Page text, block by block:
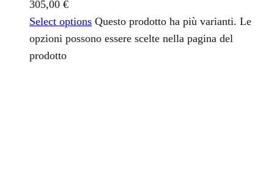
305,00 €
Select options Questo prodotto ha più varianti. Le
opzioni possono essere scelte nella pagina del
prodotto